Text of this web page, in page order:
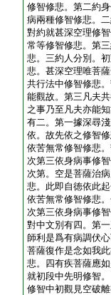
修智修悲。第二約
病兩種修智修悲。
對約就甚深空理修
常等修智修悲。第
悲。三約人分別。
悲。甚深空理唯菩
共行法中修智修悲
能觀故。第三凡夫
之事乃至凡夫亦能
有二。第一據深尋
依。故先依之修智
依苦無常修智修悲
次第三依身病事修
次第。空是菩薩治
悲。此即自徳依此
依苦無常修智修悲
次第三依身病事修
對中文別有四。第
師利是爲有病調伏
菩薩復作是念如我
悲。四有疾菩薩應
就初段中先明修智
修智中初觀見空破